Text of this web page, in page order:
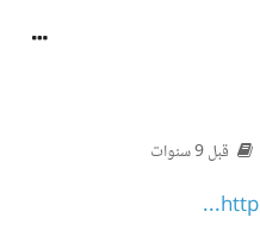
قبل 9 سنوات